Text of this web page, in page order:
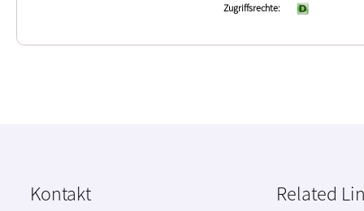
Zugriffsrechte
Kontakt Related